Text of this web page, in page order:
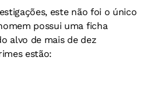
este não foi o único
possui uma ficha
alvo de mais de dez
estão: